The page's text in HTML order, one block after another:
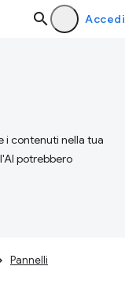
Accedi
i contenuti nella tua
potrebbero
Pannelli